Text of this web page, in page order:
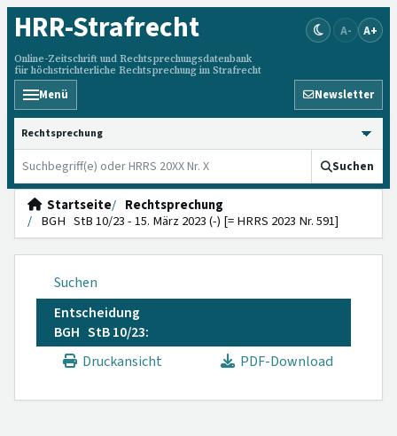
HRR-Strafrecht
Online-Zeitschrift und Rechtsprechungsdatenbank
für höchstrichterliche Rechtsprechung im Strafrecht
A- A+
Menü Newsletter
HRRS durchsuchen
Suchen
Startseite
Rechtsprechung
BGH StB 10/23 - 15. März 2023 (-) [= HRRS 2023 Nr. 591]
Suchen
Entscheidung
BGH StB 10/23:
Druckansicht
PDF-Download